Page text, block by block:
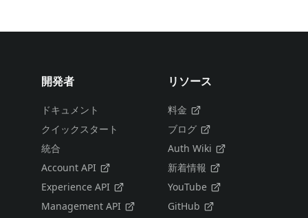
開発者
ドキュメント
クイックスタート
統合
Account API
Experience API
Management API
リソース
料金
ブログ
Auth Wiki
新着情報
YouTube
GitHub